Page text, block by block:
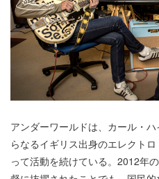
アンダーワールドは、カール・
らなるイギリス出身のエレクト
って活動を続けている。2012年